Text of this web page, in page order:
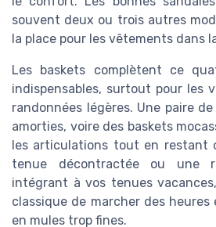
souvent deux ou trois autres
la place pour les vêtements dans
Les baskets complètent ce
indispensables, surtout pour les
randonnées légères. Une paire
amorties, voire des baskets
les articulations tout en restant
tenue décontractée ou une
intégrant à vos tenues
classique de marcher des heures
en mules trop fines.